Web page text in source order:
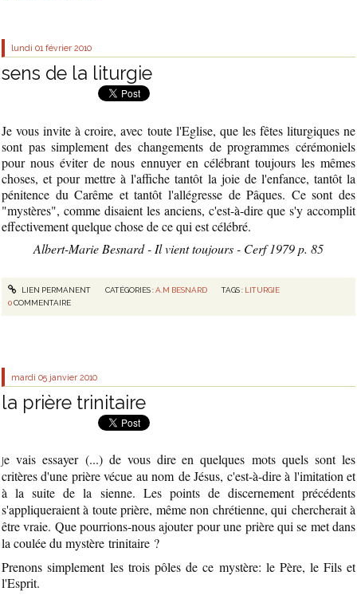
lundi 01 février 2010
sens de la liturgie
Je vous invite à croire, avec toute l'Eglise, que les fêtes liturgiques ne
sont pas simplement des changements de programmes cérémoniels
pour nous éviter de nous ennuyer en célébrant toujours les mêmes
choses, et pour mettre à l'affiche tantôt la joie de l'enfance, tantôt la
pénitence du Carême et tantôt l'allégresse de Pâques. Ce sont des
"mystères", comme disaient les anciens, c'est-à-dire que s'y accomplit
effectivement quelque chose de ce qui est célébré.
Albert-Marie Besnard - Il vient toujours - Cerf 1979 p. 85
LIEN PERMANENT CATÉGORIES :A.M BESNARD TAGS : LITURGIE
0COMMENTAIRE
mardi 05 janvier 2010
la prière trinitaire
Je vais essayer (...) de vous dire en quelques mots quels sont les
critères d'une prière vécue au nom de Jésus, c'est-à-dire à l'imitation et
à la suite de la sienne. Les points de discernement précédents
s'appliqueraient à toute prière, même non chrétienne, qui chercherait à
être vraie. Que pourrions-nous ajouter pour une prière qui se met dans
la coulée du mystère trinitaire ?
Prenons simplement les trois pôles de ce mystère: le Père, le Fils et
l'Esprit.